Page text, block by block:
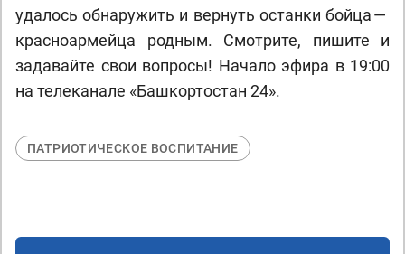
удалось обнаружить и вернуть останки бойца —
красноармейца родным. Смотрите, пишите и
задавайте свои вопросы! Начало эфира в 19:00
на телеканале «Башкортостан 24».
ПАТРИОТИЧЕСКОЕ ВОСПИТАНИЕ